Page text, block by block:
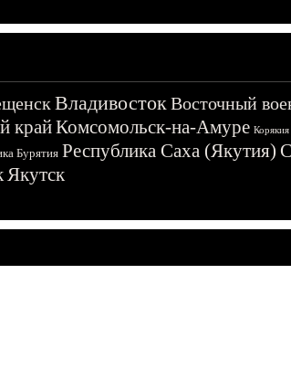
ВладивостокВосточный
крайКомсомольск-на-Амуре Корякия
Бурятия Республика Саха (Якутия)
Якутск